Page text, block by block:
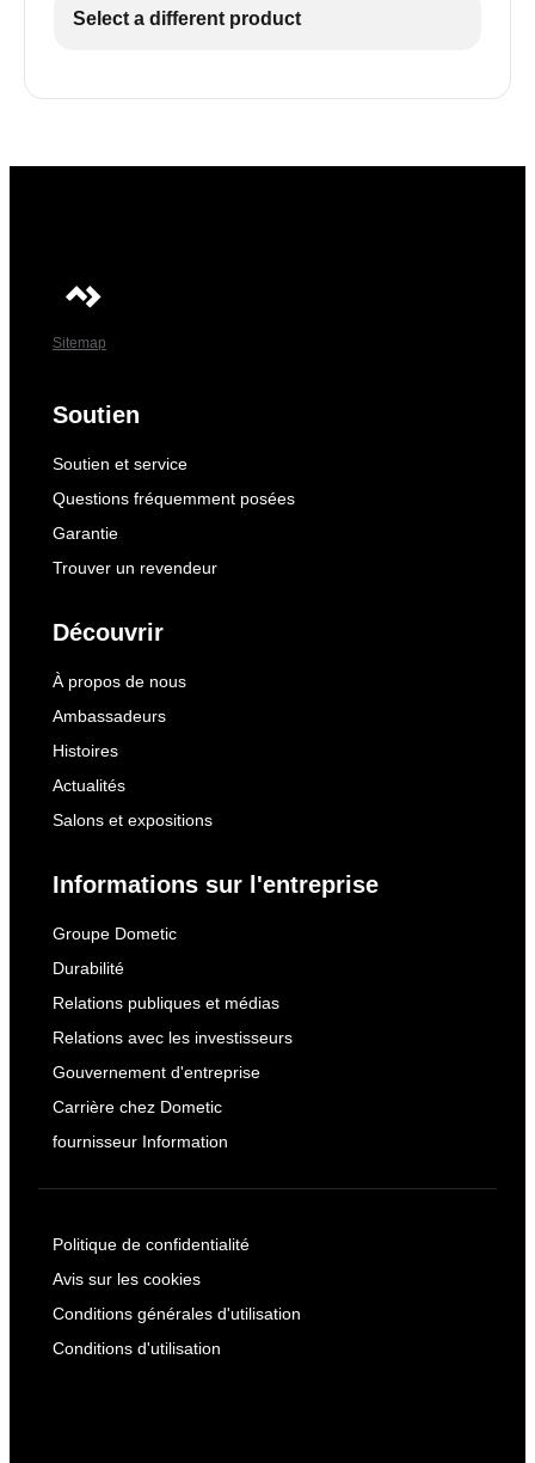
Select a different product
Sitemap
Soutien
Soutien et service
Questions fréquemment posées
Garantie
Trouver un revendeur
Découvrir
À propos de nous
Ambassadeurs
Histoires
Actualités
Salons et expositions
Informations sur l'entreprise
Groupe Dometic
Durabilité
Relations publiques et médias
Relations avec les investisseurs
Gouvernement d'entreprise
Carrière chez Dometic
fournisseur Information
Politique de confidentialité
Avis sur les cookies
Conditions générales d'utilisation
Conditions d'utilisation